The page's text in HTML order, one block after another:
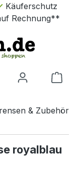
Käuferschutz
Rechnung**
& Zubehör
royalblau